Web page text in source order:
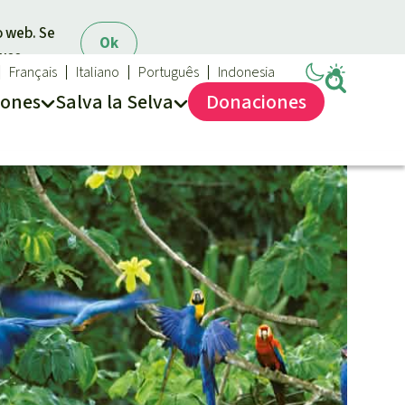
Ok
Se
Salva la Selva
Salva la Selva
Acerca de Salva la Selva
40 años Salva la Selva
En los Medios
FAQ
Transparencia
Contacto
Français Italiano Português Indonesia
Donaciones
Combatir y prevenir los